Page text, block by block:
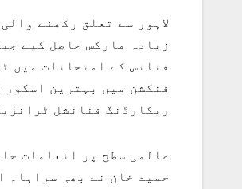
لاہور سے تعلق رکھنے
زیادہ مارکس حاصل کیے
فنانس کے امتحانات میں
فنکشن میں بہترین
ریکارڈنگ فنانشل
عالمی سطح پر انعامات
حمید خان نے بھی سراہا۔